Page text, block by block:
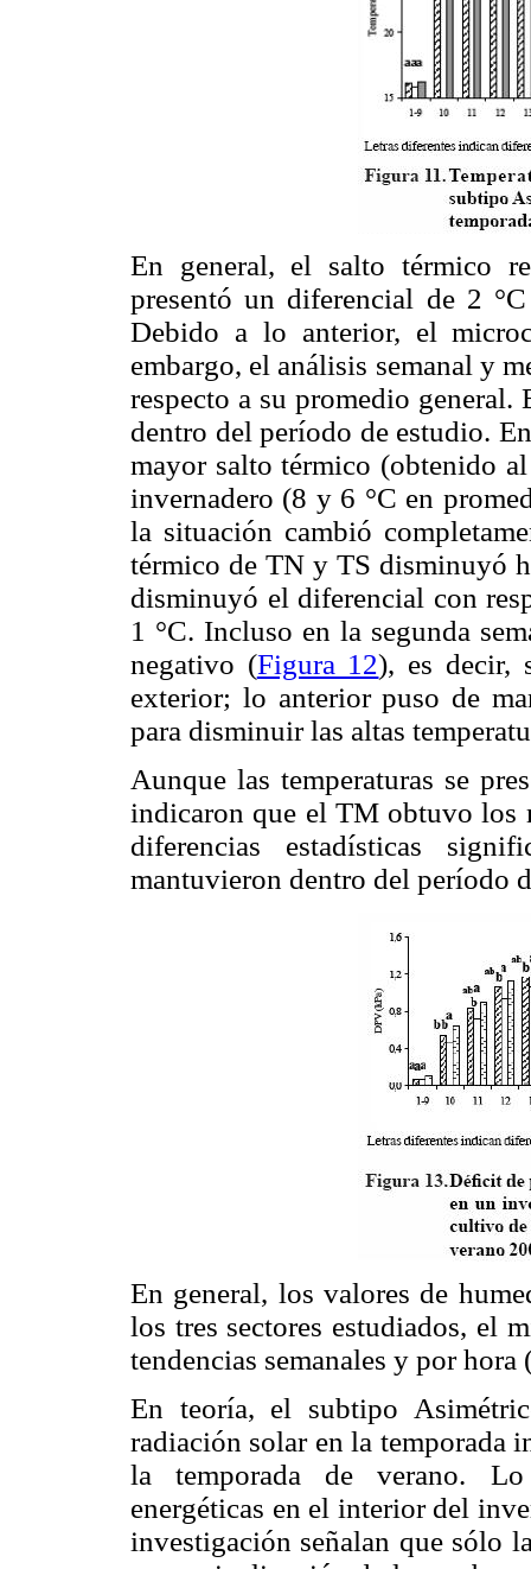
En general, el salto térmico
presentó un diferencial de 2
Debido a lo anterior, el
embargo, el análisis semanal y
respecto a su promedio general.
dentro del período de estudio.
mayor salto térmico (obtenido
invernadero (8 y 6 °C en
la situación cambió
térmico de TN y TS disminuyó
disminuyó el diferencial con
1 °C. Incluso en la segunda
negativo (Figura 12), es decir,
exterior; lo anterior puso de
para disminuir las altas
Aunque las temperaturas se
indicaron que el TM obtuvo los
diferencias estadísticas
mantuvieron dentro del período
En general, los valores de
los tres sectores estudiados, el
tendencias semanales y por hora
En teoría, el subtipo
radiación solar en la temporada
la temporada de verano. Lo
energéticas en el interior del
investigación señalan que sólo